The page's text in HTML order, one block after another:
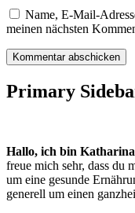
Name, E-Mail-
meinen nächsten
Primary
Hallo, ich bin
freue mich sehr, dass du
um eine gesunde
generell um einen